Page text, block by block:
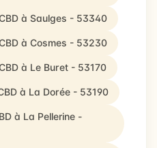
à Saulges - 53340
à Cosmes - 53230
à Le Buret - 53170
à La Dorée - 53190
à La Pellerine -